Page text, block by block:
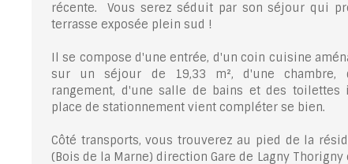
récente. Vous serez séduit par son séjour qui
terrasse exposée plein sud !
Il se compose d'une entrée, d'un coin cuisine
sur un séjour de 19,33 m², d'une chambre,
rangement, d'une salle de bains et des toilettes
place de stationnement vient compléter se bien.
Côté transports, vous trouverez au pied de la
(Bois de la Marne) direction Gare de Lagny